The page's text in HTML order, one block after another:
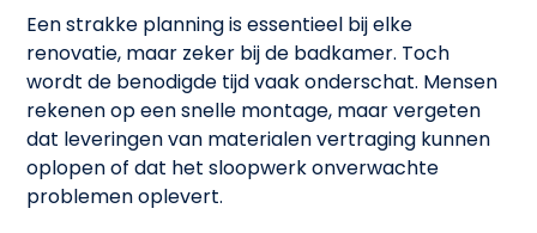
Een strakke planning is essentieel bij elke
renovatie, maar zeker bij de badkamer. Toch
wordt de benodigde tijd vaak onderschat. Mensen
rekenen op een snelle montage, maar vergeten
dat leveringen van materialen vertraging kunnen
oplopen of dat het sloopwerk onverwachte
problemen oplevert.